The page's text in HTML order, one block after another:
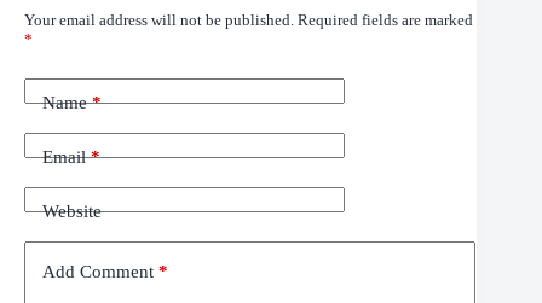
Your email address will not be published. Required fields are marked
*
Name*
Email*
Website
Add Comment *